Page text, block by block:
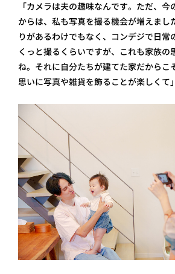
「カメラは夫の趣味なんです。ただ、
からは、私も写真を撮る機会が増えまし
りがあるわけでもなく、コンデジで日常
くっと撮るくらいですが、これも家族の
ね。それに自分たちが建てた家だからこ
思いに写真や雑貨を飾ることが楽しくて」